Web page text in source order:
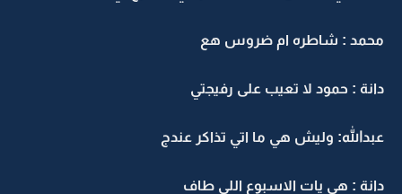
محمد : شاطره ام ضروس هع
دانة : حمود لا تعيب على رفيجتي
عبدالله: وليش هي ما اتي تذاكر عندج
دانة : هي يات الاسبوع اللي طاف